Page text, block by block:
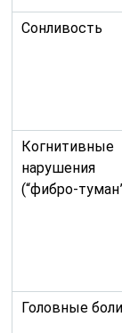
Сонливость
Когнитивные
нарушения
(“фибро-
Головные боли